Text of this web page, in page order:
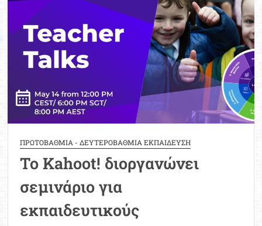
ΠΡΩΤΟΒΑΘΜΙΑ - ΔΕΥΤΕΡΟΒΑΘΜΙΑ ΕΚΠΑΙΔΕΥΣΗ
Το Kahoot! διοργανώνει
σεμινάριο για
εκπαιδευτικούς